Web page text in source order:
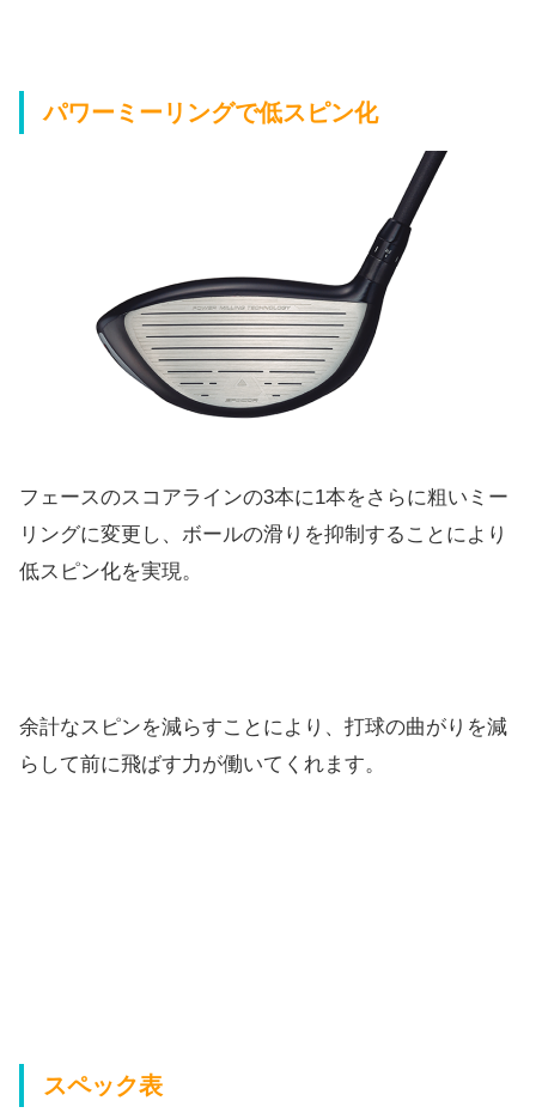
パワーミーリングで低スピン化
フェースのスコアラインの3本に1本をさらに粗いミー
リングに変更し、ボールの滑りを抑制することにより
低スピン化を実現。
余計なスピンを減らすことにより、 打球の曲がりを減
らして前に飛ばす力が働いてくれます。
スペック表